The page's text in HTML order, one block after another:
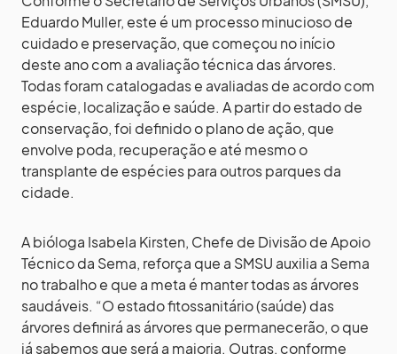
Eduardo Muller, este é um processo minucioso de
cuidado e preservação, que começou no início
deste ano com a avaliação técnica das árvores.
Todas foram catalogadas e avaliadas de acordo com
espécie, localização e saúde. A partir do estado de
conservação, foi definido o plano de ação, que
envolve poda, recuperação e até mesmo o
transplante de espécies para outros parques da
cidade.
A bióloga Isabela Kirsten, Chefe de Divisão de Apoio
Técnico da Sema, reforça que a SMSU auxilia a Sema
no trabalho e que a meta é manter todas as árvores
saudáveis. “O estado fitossanitário (saúde) das
árvores definirá as árvores que permanecerão, o que
já sabemos que será a maioria. Outras, conforme